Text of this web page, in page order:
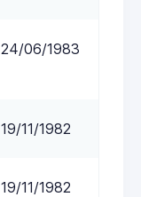
24/06/1983
19/11/1982
19/11/1982